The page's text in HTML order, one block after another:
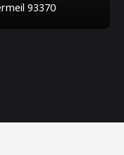
93370